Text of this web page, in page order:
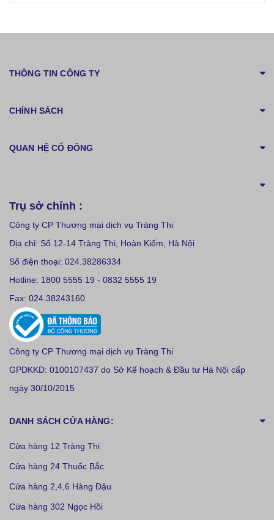
THÔNG TIN CÔNG TY
CHÍNH SÁCH
QUAN HỆ CỔ ĐÔNG
Trụ sở chính :
Công ty CP Thương mại dịch vụ Tràng Thi
Địa chỉ: Số 12-14 Tràng Thi, Hoàn Kiếm, Hà Nội
Số điện thoại: 024.38286334
Hotline: 1800 5555 19 - 0832 5555 19
Fax: 024.38243160
Công ty CP Thương mại dịch vụ Tràng Thi
GPDKKD: 0100107437 do Sở Kế hoạch & Đầu tư Hà Nội cấp
ngày 30/10/2015
DANH SÁCH CỬA HÀNG:
Cửa hàng 12 Tràng Thi
Cửa hàng 24 Thuốc Bắc
Cửa hàng 2,4,6 Hàng Đậu
Cửa hàng 302 Ngọc Hồi